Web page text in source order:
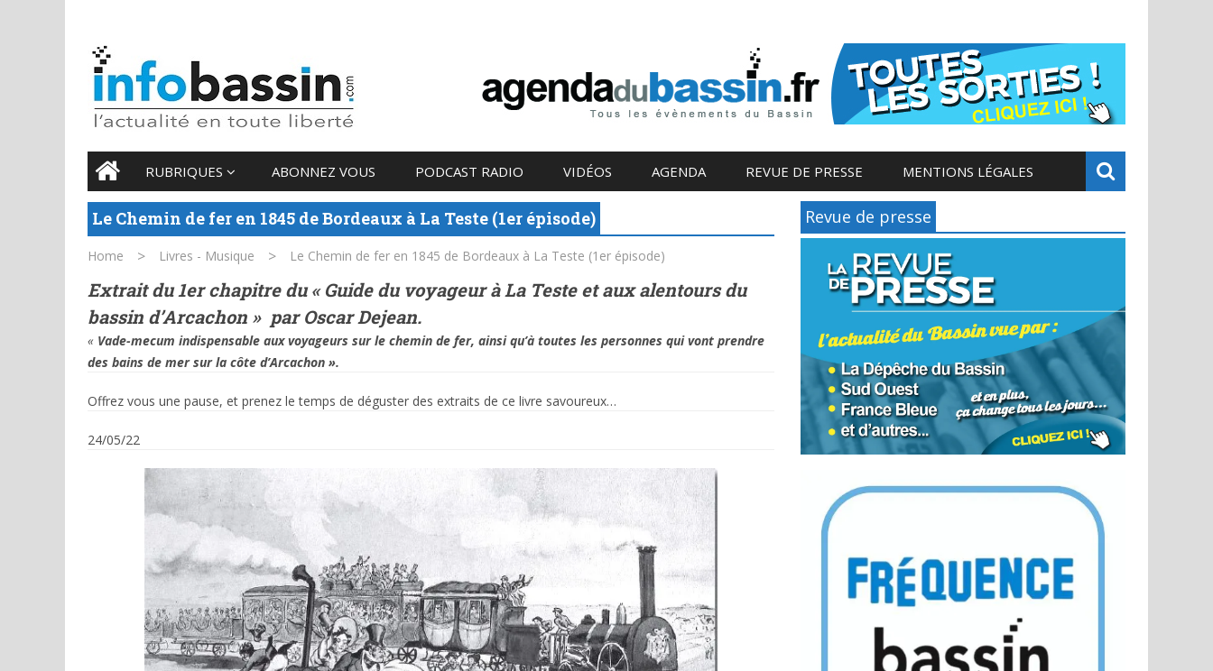
Main menu
Skip
to
content
RUBRIQUES ABONNEZ VOUS PODCAST RADIO VIDÉOS AGENDA REVUE DE PRESSE MENTIONS LÉGALES
Le Chemin de fer en 1845 de Bordeaux à La Teste (1er épisode)
Home > Livres - Musique > Le Chemin de fer en 1845 de Bordeaux à La Teste (1er épisode)
Extrait du 1er chapitre du « Guide du voyageur à La Teste et aux alentoursdu
bassin d’Arcachon » par Oscar Dejean.
« Vade-mecum indispensable aux voyageurs sur le chemin de fer, ainsi qu’à toutes les personnes qui vont prendre
des bains de mer sur la côte d’Arcachon ».
Offrez vous une pause, et prenez le temps de déguster des extraits de ce livre savoureux…
24/05/22
Revue de presse